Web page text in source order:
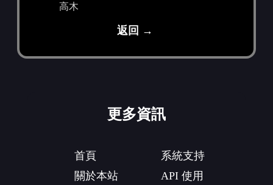
高木
返回 →
更多資訊
首頁
關於本站
系統支持
API 使用